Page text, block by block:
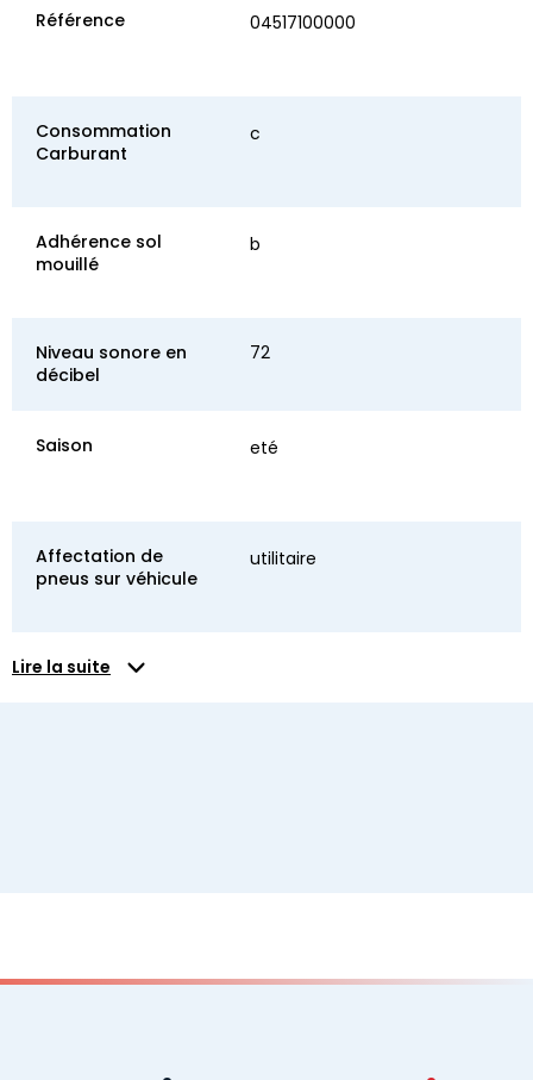
Référence 04517100000
Consommation
Carburant
c
Adhérence sol
mouillé
b
Niveau sonore en
décibel
72
Saison eté
Affectation de
pneus sur véhicule
utilitaire
Lire la suite